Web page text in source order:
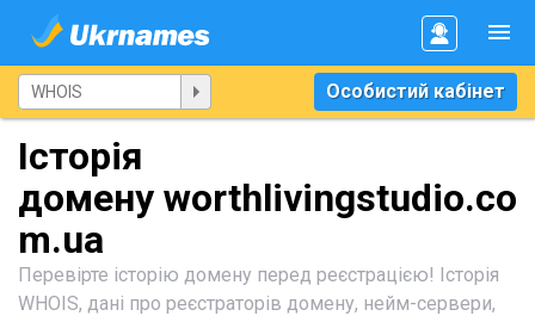
Особистий кабінет
Історія
домену worthlivingstudio.co
m.ua
Перевірте історію домену перед реєстрацією! Історія
WHOIS, дані про реєстраторів домену, нейм-сервери,